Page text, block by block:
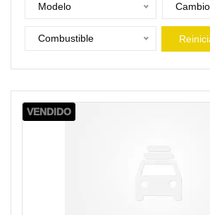
Modelo Cambio
Combustible
VENDIDO